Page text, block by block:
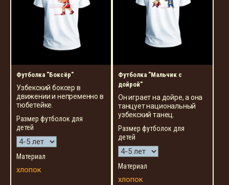
Футболка "Боксёр"
Узбекский боксер в
движении и непременно в
тюбетейке.
Размер футболок для
детей
Материал
хлопок
Футболка "Мальчик с
дойрой"
Он играет на дойре, а она
танцует национальный
узбекский танец.
Размер футболок для
детей
Материал
хлопок